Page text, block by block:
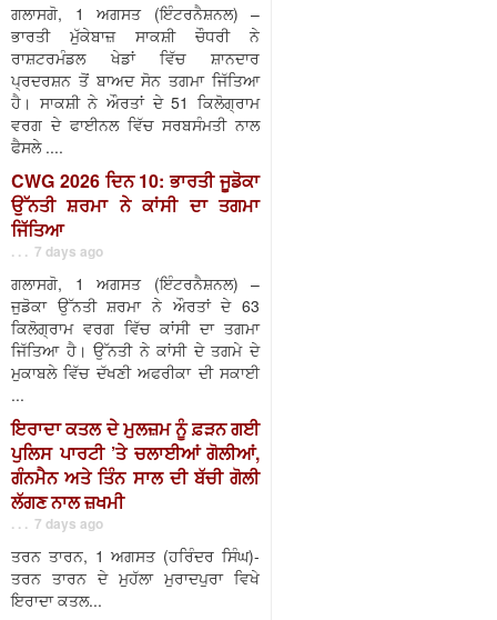
ਗਲਾਸਗੋ, 1 ਅਗਸਤ (ਇੰਟਰਨੈਸ਼ਨਲ) –
ਭਾਰਤੀ ਮੁੱਕੇਬਾਜ਼ ਸਾਕਸ਼ੀ ਚੌਧਰੀ ਨੇ
ਰਾਸ਼ਟਰਮੰਡਲ ਖੇਡਾਂ ਵਿੱਚ ਸ਼ਾਨਦਾਰ
ਪ੍ਰਦਰਸ਼ਨ ਤੋਂ ਬਾਅਦ ਸੋਨ ਤਗਮਾ ਜਿੱਤਿਆ
ਹੈ। ਸਾਕਸ਼ੀ ਨੇ ਔਰਤਾਂ ਦੇ 51 ਕਿਲੋਗ੍ਰਾਮ
ਵਰਗ ਦੇ ਫਾਈਨਲ ਵਿੱਚ ਸਰਬਸੰਮਤੀ ਨਾਲ
ਫੈਸਲੇ ....
CWG 2026 ਦਿਨ 10: ਭਾਰਤੀ ਜੂਡੋਕਾ
ਉੱਨਤੀ ਸ਼ਰਮਾ ਨੇ ਕਾਂਸੀ ਦਾ ਤਗਮਾ
ਜਿੱਤਿਆ
. . . 7 days ago
ਗਲਾਸਗੋ, 1 ਅਗਸਤ (ਇੰਟਰਨੈਸ਼ਨਲ) –
ਜੁਡੋਕਾ ਉੱਨਤੀ ਸ਼ਰਮਾ ਨੇ ਔਰਤਾਂ ਦੇ 63
ਕਿਲੋਗ੍ਰਾਮ ਵਰਗ ਵਿੱਚ ਕਾਂਸੀ ਦਾ ਤਗਮਾ
ਜਿੱਤਿਆ ਹੈ। ਉੱਨਤੀ ਨੇ ਕਾਂਸੀ ਦੇ ਤਗਮੇ ਦੇ
ਮੁਕਾਬਲੇ ਵਿੱਚ ਦੱਖਣੀ ਅਫਰੀਕਾ ਦੀ ਸਕਾਈ
...
ਇਰਾਦਾ ਕਤਲ ਦੇ ਮੁਲਜ਼ਮ ਨੂੰ ਫ਼ੜਨ ਗਈ
ਪੁਲਿਸ ਪਾਰਟੀ ’ਤੇ ਚਲਾਈਆਂ ਗੋਲੀਆਂ,
ਗੰਨਮੈਨ ਅਤੇ ਤਿੰਨ ਸਾਲ ਦੀ ਬੱਚੀ ਗੋਲੀ
ਲੱਗਣ ਨਾਲ ਜ਼ਖਮੀ
. . . 7 days ago
ਤਰਨ ਤਾਰਨ, 1 ਅਗਸਤ (ਹਰਿੰਦਰ ਸਿੰਘ)-
ਤਰਨ ਤਾਰਨ ਦੇ ਮੁਹੱਲਾ ਮੁਰਾਦਪੁਰਾ ਵਿਖੇ
ਇਰਾਦਾ ਕਤਲ...